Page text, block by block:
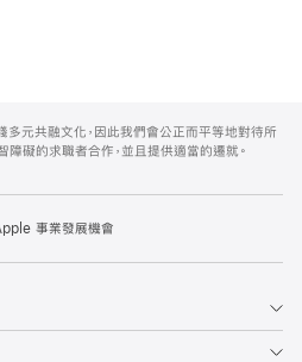
元共融文化，因此我們會公正而平等地對待所
礙的求職者合作，並且提供適當的遷就。
事業發展機會